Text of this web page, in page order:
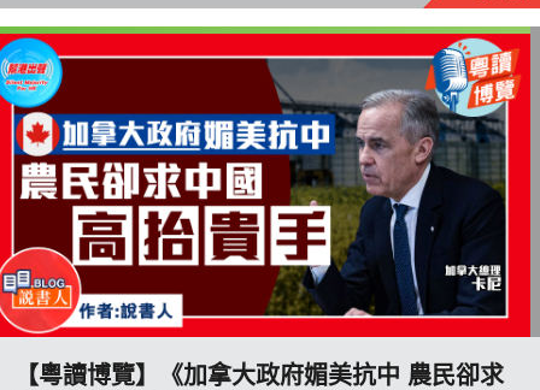
【粵讀博覽】《加拿大政府媚美抗中 農民卻求